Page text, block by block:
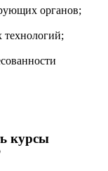
органов;
технологий;
курсы